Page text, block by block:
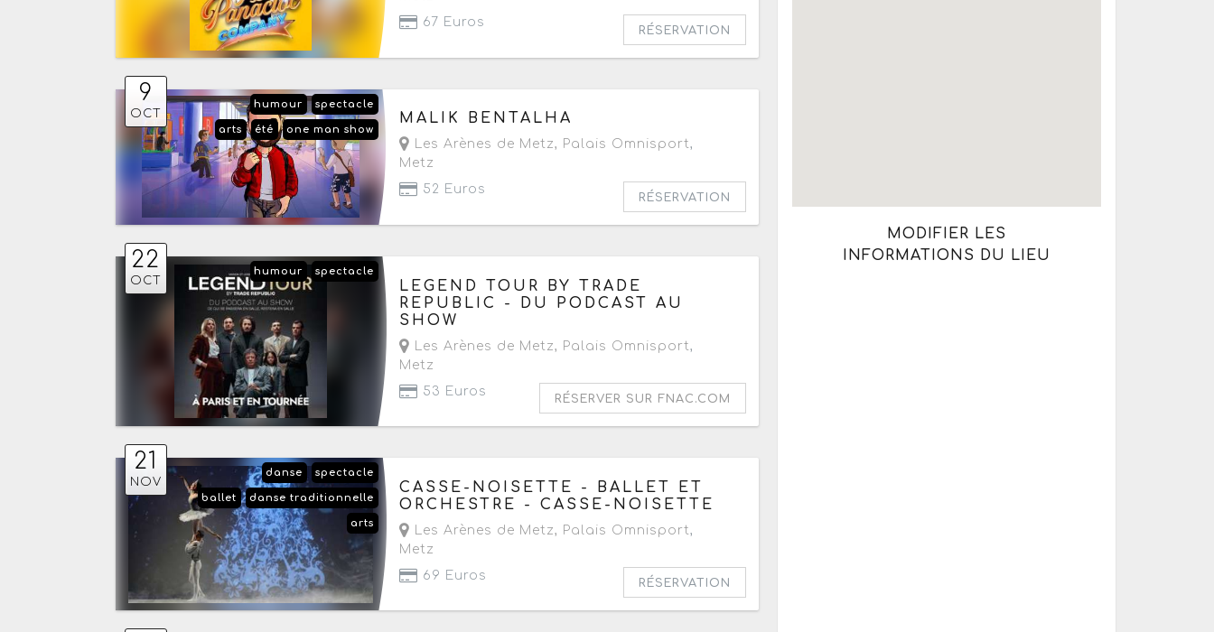
67 Euros
RÉSERVATION
9
OCT
spectacle
humour
one man show
été
arts
Le vendredi 9 octobre 2026
MALIK BENTALHA
Les Arènes de Metz, Palais Omnisport,
Metz
52 Euros
RÉSERVATION
22
OCT
spectacle
humour
Le jeudi 22 octobre 2026 à partir de 20h
LEGEND TOUR BY TRADE
REPUBLIC - DU PODCAST AU
SHOW
Les Arènes de Metz, Palais Omnisport,
Metz
53 Euros
RÉSERVER SUR FNAC.COM
21
NOV
spectacle
danse
danse traditionnelle
ballet
arts
Le samedi 21 novembre 2026 à partir de 20h
CASSE-NOISETTE - BALLET ET
ORCHESTRE - CASSE-NOISETTE
Les Arènes de Metz, Palais Omnisport,
Metz
69 Euros
RÉSERVATION
MODIFIER LES
INFORMATIONS DU LIEU